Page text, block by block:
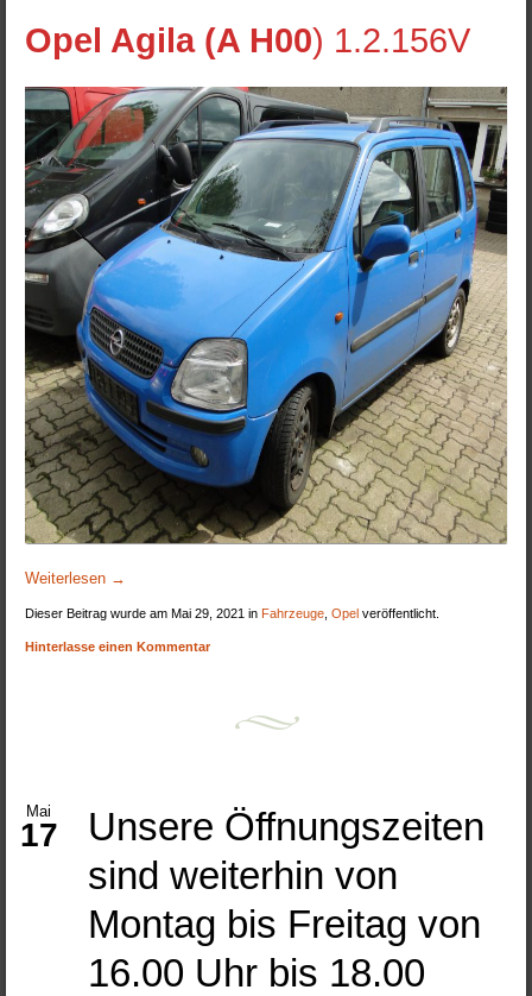
Opel Agila (A H00) 1.2.156V
Weiterlesen →
Dieser Beitrag wurde am Mai 29, 2021 in Fahrzeuge ,Opel veröffentlicht.
Hinterlasse einen Kommentar
Unsere Öffnungszeiten
sind weiterhin von
Montag bis Freitag von
16.00 Uhr bis 18.00
Mai
17